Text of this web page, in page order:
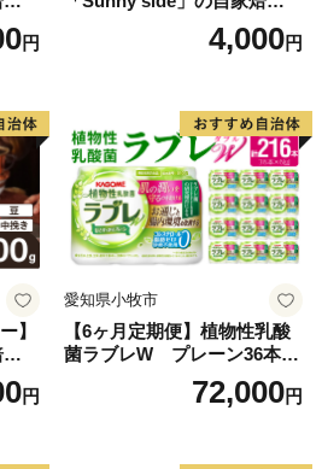
円
琲サニーブレンド（100g）
4,000円
】
珈
円
愛知県小牧市
【6ヶ月定期便】植物性乳酸
菌ラブレW プレーン36本
72,000円